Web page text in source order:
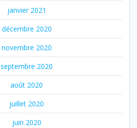
janvier 2021
décembre 2020
novembre 2020
septembre 2020
août 2020
juillet 2020
juin 2020